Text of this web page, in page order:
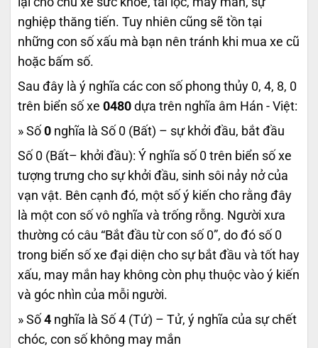
nghiệp thăng tiến. Tuy nhiên cũng sẽ tồn tại
những con số xấu mà bạn nên tránh khi mua xe cũ
hoặc bấm số.
Sau đây là ý nghĩa các con số phong thủy 0, 4, 8, 0
trên biển số xe 0480 dựa trên nghĩa âm Hán - Việt:
» Số 0 nghĩa là Số 0 (Bất) – sự khởi đầu, bắt đầu
Số 0 (Bất– khởi đầu): Ý nghĩa số 0 trên biển số xe
tượng trưng cho sự khởi đầu, sinh sôi nảy nở của
vạn vật. Bên cạnh đó, một số ý kiến cho rằng đây
là một con số vô nghĩa và trống rỗng. Người xưa
thường có câu “Bắt đầu từ con số 0”, do đó số 0
trong biển số xe đại diện cho sự bắt đầu và tốt hay
xấu, may mắn hay không còn phụ thuộc vào ý kiến
và góc nhìn của mỗi người.
» Số 4 nghĩa là Số 4 (Tứ) – Tử, ý nghĩa của sự chết
chóc, con số không may mắn